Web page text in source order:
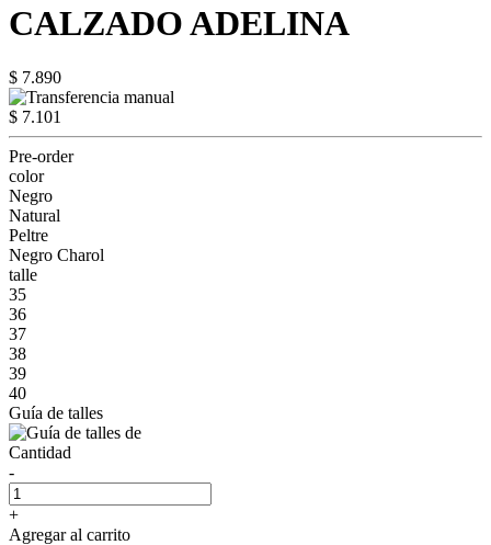
CALZADO ADELINA
$ 7.890
$ 7.101
Pre-order
color
Negro
Natural
Peltre
Negro Charol
talle
35
36
37
38
39
40
Guía de talles
Cantidad
-
+
Agregar al carrito